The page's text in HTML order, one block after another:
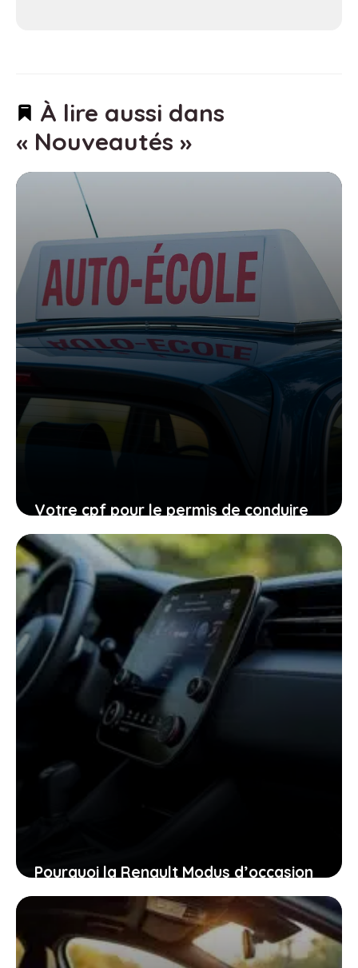
À lire aussi dans
« Nouveautés »
Votre cpf pour le permis de conduire
expire en 2026, ne laissez pas filer
cette ultime chance
27 janvier 2026
Pourquoi la Renault Modus d’occasion
pourrait bien être la voiture idéale
pour vous aujourd’hui
26 janvier 2026